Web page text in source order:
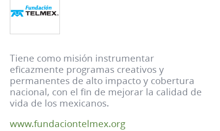
Tiene como misión instrumentar
eficazmente programas creativos y
permanentes de alto impacto y cobertura
nacional, con el fin de mejorar la calidad de
vida de los mexicanos.
www.fundaciontelmex.org